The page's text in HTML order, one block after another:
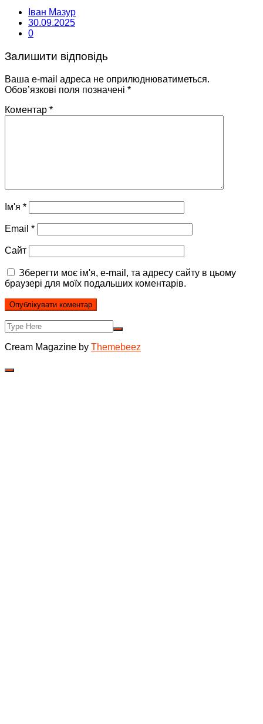
Іван Мазур
30.09.2025
0
Залишити відповідь
Ваша e-mail адреса не оприлюднюватиметься.
Обов’язкові поля позначені *
Коментар *
Ім'я *
Email *
Сайт
Зберегти моє ім'я, e-mail, та адресу сайту в цьому
браузері для моїх подальших коментарів.
Cream Magazine by Themebeez